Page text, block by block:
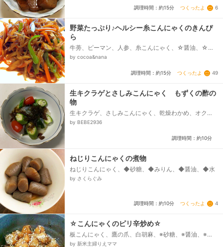
調理時間：約15分 つくったよ 6
野菜たっぷり♪ヘルシー糸こんにゃくのきんぴ
ら
牛蒡、ピーマン、人参、糸こんにゃく、☆醤油、☆み
りん、☆砂糖、ごま油、鷹の爪（輪切り）
by cocoa&nana
調理時間：約15分 つくったよ 49
生キクラゲとさしみこんにゃく もずくの酢の
物
生キクラゲ、さしみこんにゃく、乾燥わかめ、オク
ラ、ミニトマト、味付けもずく
by BEBE2936
調理時間：約10分
ねじりこんにゃくの煮物
ねじりこんにゃく、◆砂糖、◆みりん、◆醤油、◆水
by さくらぐみ
調理時間：約10分 つくったよ 4
☆こんにゃくのピリ辛炒め☆
板こんにゃく、鷹の爪、白胡麻、※砂糖、※醤油、※
酒、※みりん、ごま油
by 新米主婦りえママ